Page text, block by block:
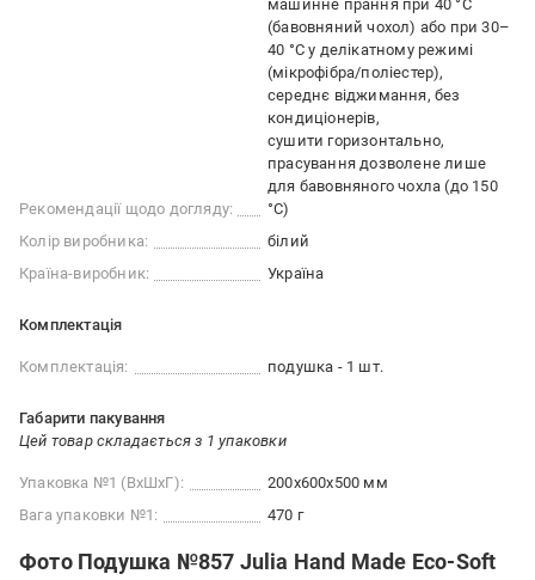
Рекомендації щодо догляду:
машинне прання при 40 °С
(бавовняний чохол) або при 30–
40 °С у делікатному режимі
(мікрофібра/поліестер)
середнє віджимання, без
кондиціонерів
сушити горизонтально
прасування дозволене лише
для бавовняного чохла (до 150
°С)
Колір виробника:
білий
Країна-виробник:
Україна
Комплектація
Комплектація: подушка - 1 шт.
Габарити пакування
Цей товар складається з 1 упаковки
Упаковка №1 (ВхШхГ):
200x600x500 мм
Вага упаковки №1:
470 г
Фото Подушка №857 Julia Hand Made Eco-Soft